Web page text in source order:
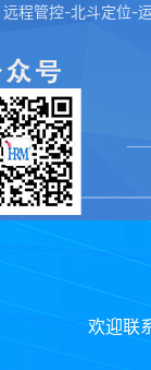
欢迎联
远程管控-北斗定位-